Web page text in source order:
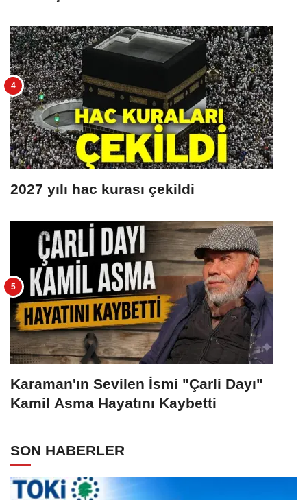
2027 yılı hac kurası çekildi
Karaman'ın Sevilen İsmi "Çarli Dayı"
Kamil Asma Hayatını Kaybetti
SON HABERLER